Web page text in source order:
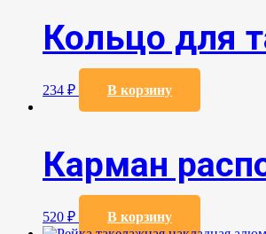
Кольцо для
234 ₽ В корзину
Карман
520 ₽ В корзину